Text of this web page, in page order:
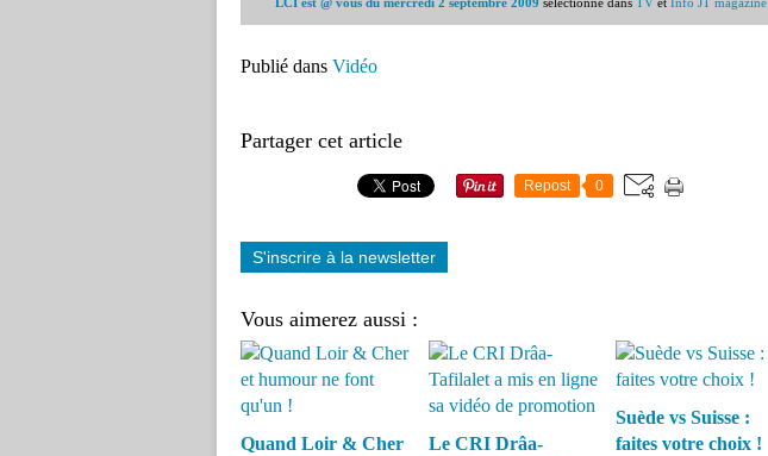
Publié dans Vidéo
Partager cet article
Repost 0
S'inscrire à la newsletter
Vous aimerez aussi :
Quand Loir & Cher
Le CRI Drâa-
Suède vs Suisse :
faites votre choix !